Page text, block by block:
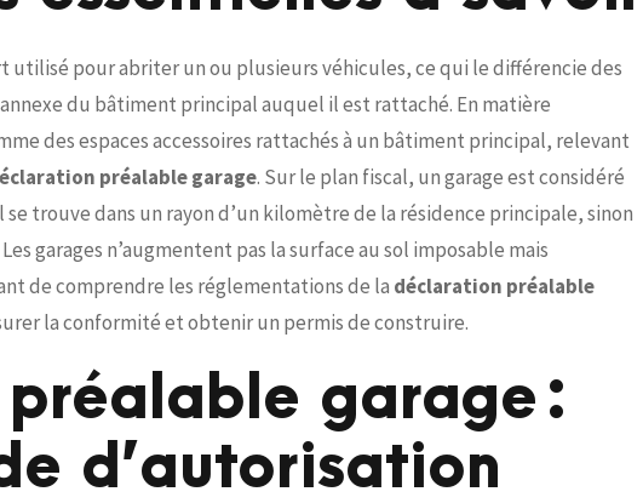
utilisé pour abriter un ou plusieurs véhicules, ce qui le différencie des
du bâtiment principal auquel il est rattaché. En matière
des espaces accessoires rattachés à un bâtiment principal, relevant
préalable garage. Sur le plan fiscal, un garage est considéré
trouve dans un rayon d’un kilomètre de la résidence principale, sinon
garages n’augmentent pas la surface au sol imposable mais
de comprendre les réglementations de la déclaration préalable
la conformité et obtenir un permis de construire.
garage :
d’autorisation